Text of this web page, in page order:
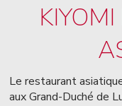
Le restaurant
aux Grand-Duché de